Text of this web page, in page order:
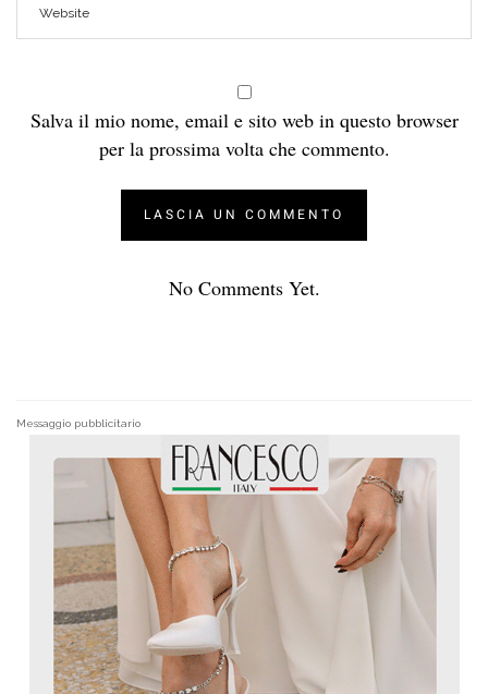
Salva il mio nome, email e sito web in questo browser
per la prossima volta che commento.
No Comments Yet.
Messaggio pubblicitario